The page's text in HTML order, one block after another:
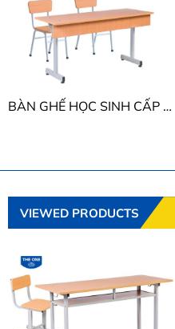
BÀN GHẾ HỌC SINH CẤP 1 - 2 THE ONE BHS108
VIEWED PRODUCTS